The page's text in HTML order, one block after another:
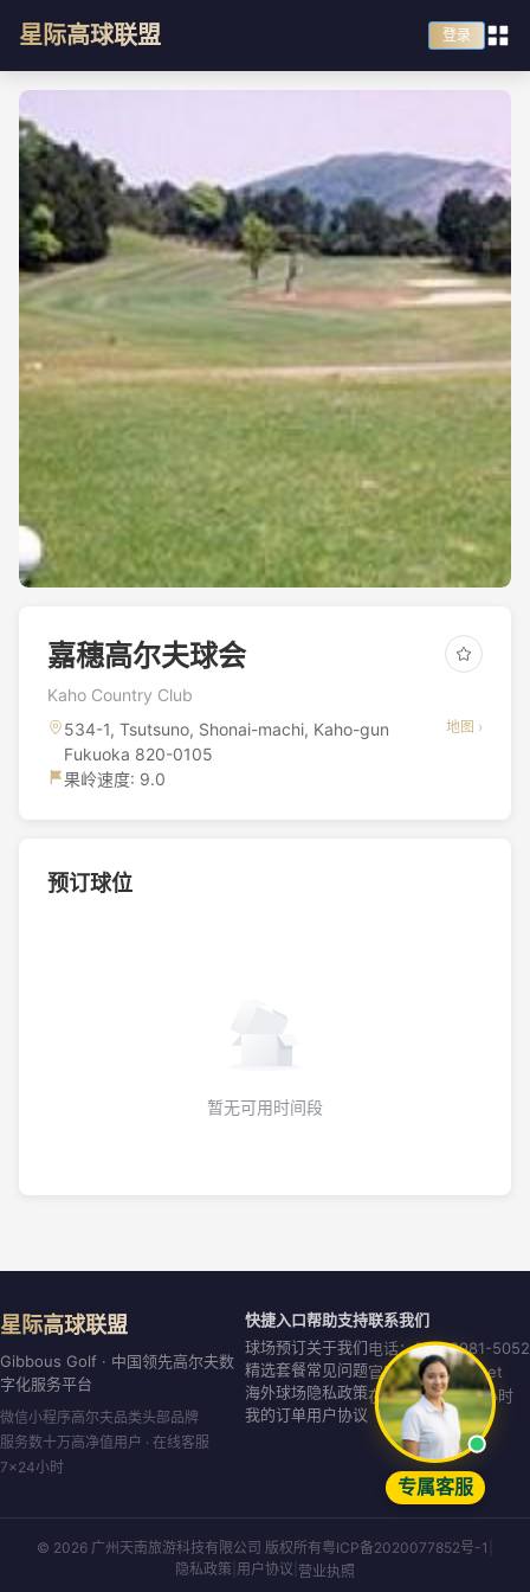
星际高球联盟 登录
嘉穗高尔夫球会
Kaho Country Club
534-1, Tsutsuno, Shonai-machi, Kaho-gun
Fukuoka 820-0105
地图 ›
果岭速度: 9.0
预订球位
暂无可用时间段
星际高球联盟
Gibbous Golf · 中国领先高尔夫数
字化服务平台
微信小程序高尔夫品类头部品牌
服务数十万高净值用户 · 在线客服
7×24小时
快捷入口
球场预订
精选套餐
海外球场
我的订单
帮助支持
关于我们
常见问题
隐私政策
用户协议
联系我们
电话：020-8981-5052
官网：gibbous.net
在线客服：7×24小时
© 2026 广州天南旅游科技有限公司 版权所有粤ICP备2020077852号-1
隐私政策 用户协议 营业执照
专属客服